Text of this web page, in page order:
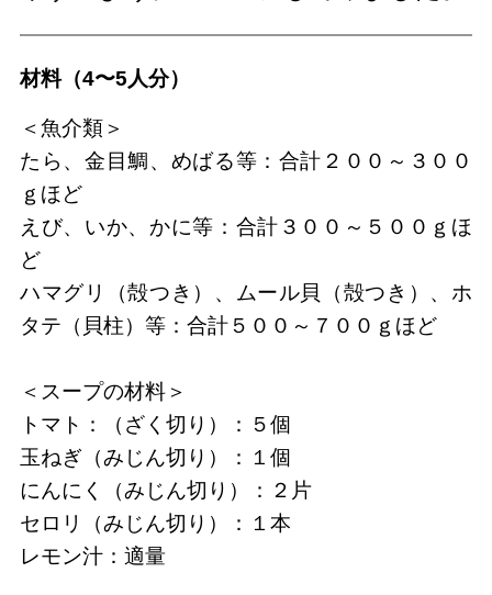
材料（4〜5人分）
＜魚介類＞
たら、金目鯛、めばる等：合計２００～３００
ｇほど
えび、いか、かに等：合計３００～５００ｇほ
ど
ハマグリ（殻つき）、ムール貝（殻つき）、ホ
タテ（貝柱）等：合計５００～７００ｇほど
＜スープの材料＞
トマト：（ざく切り）：５個
玉ねぎ（みじん切り）：１個
にんにく（みじん切り）：２片
セロリ（みじん切り）：１本
レモン汁：適量